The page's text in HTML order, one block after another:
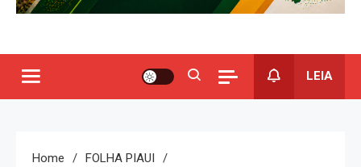
LEIA
Home
FOLHA PIAUI